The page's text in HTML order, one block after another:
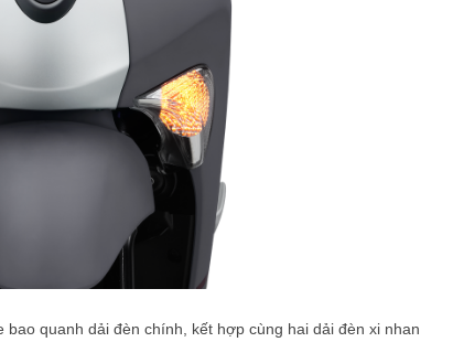
quanh dải đèn chính, kết hợp cùng hai dải đèn xi nhan